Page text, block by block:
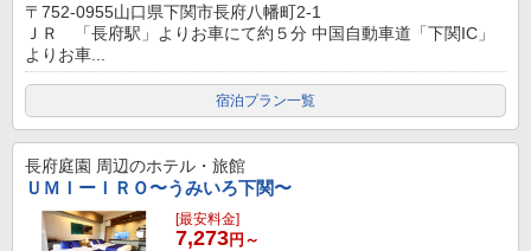
〒752-0955山口県下関市長府八幡町2-1
ＪＲ 「長府駅」よりお車にて約５分 中国自動車道「下関IC」
よりお車...
宿泊プラン一覧
長府庭園 周辺のホテル・旅館
ＵＭＩーＩＲＯ〜うみいろ下関〜
[最安料金]
7,273円～